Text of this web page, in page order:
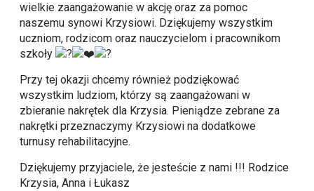
wielkie zaangażowanie w akcję oraz za pomoc
naszemu synowi Krzysiowi. Dziękujemy wszystkim
uczniom, rodzicom oraz nauczycielom i pracownikom
szkoły
Przy tej okazji chcemy również podziękować
wszystkim ludziom, którzy są zaangażowani w
zbieranie nakrętek dla Krzysia. Pieniądze zebrane za
nakrętki przeznaczymy Krzysiowi na dodatkowe
turnusy rehabilitacyjne.
Dziękujemy przyjaciele, że jesteście z nami !!! Rodzice
Krzysia, Anna i Łukasz